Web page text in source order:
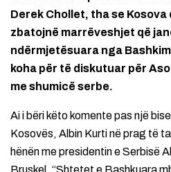
Derek Chollet, tha se
zbatojnë marrëveshjet që
ndërmjetësuara nga
koha për të diskutuar për
me shumicë serbe.
Ai i bëri këto komente pas një
Kosovës, Albin Kurti në prag të
hënën me presidentin e Serbisë
Bruskel. “Shtetet e Bashkuara